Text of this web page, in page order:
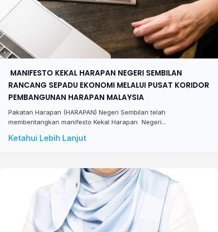
​ MANIFESTO KEKAL HARAPAN NEGERI SEMBILAN
RANCANG SEPADU EKONOMI MELALUI PUSAT KORIDOR
PEMBANGUNAN HARAPAN MALAYSIA
Pakatan Harapan (HARAPAN) Negeri Sembilan telah
membentangkan manifesto Kekal Harapan Negeri...
Ketahui Lebih Lanjut